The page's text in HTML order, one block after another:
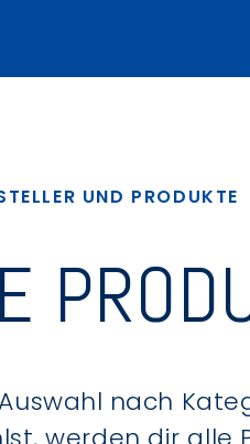
UND PRODUKTE
nach